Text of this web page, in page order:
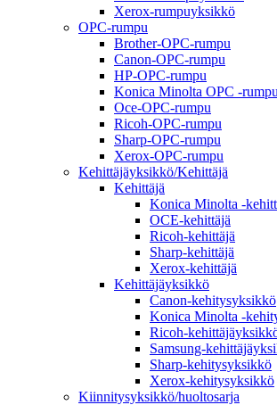
Xerox-rumpuyksikkö
OPC-rumpu
Brother-OPC-rumpu
Canon-OPC-rumpu
HP-OPC-rumpu
Konica Minolta OPC -rumpu
Oce-OPC-rumpu
Ricoh-OPC-rumpu
Sharp-OPC-rumpu
Xerox-OPC-rumpu
Kehittäjäyksikkö/Kehittäjä
Kehittäjä
Konica Minolta -
OCE-kehittäjä
Ricoh-kehittäjä
Sharp-kehittäjä
Xerox-kehittäjä
Kehittäjäyksikkö
Canon-kehitysyksikkö
Konica Minolta -
Ricoh-
Samsung-
Sharp-kehitysyksikkö
Xerox-kehitysyksikkö
Kiinnitysyksikkö/huoltosarja